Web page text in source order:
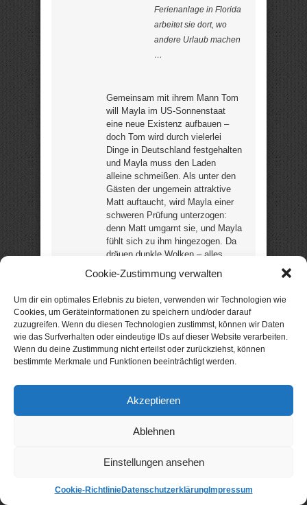
Cookie-Zustimmung verwalten
Um dir ein optimales Erlebnis zu bieten, verwenden wir Technologien wie
Cookies, um Geräteinformationen zu speichern und/oder darauf
zuzugreifen. Wenn du diesen Technologien zustimmst, können wir Daten
wie das Surfverhalten oder eindeutige IDs auf dieser Website verarbeiten.
Wenn du deine Zustimmung nicht erteilst oder zurückziehst, können
bestimmte Merkmale und Funktionen beeinträchtigt werden.
Akzeptieren
Ablehnen
Einstellungen ansehen
Cookie-RichtlinieDatenschutzerklärungImpressum
Ferienanlage in Florida
arbeitet sie dort, wo
andere Urlaub machen
…
Gemeinsam mit ihrem Mann Tom
will Mayla im US-Sonnenstaat
eine neue Existenz aufbauen –
doch Tom wird durch vielerlei
Dinge in Deutschland festgehalten
und Mayla muss den Laden
alleine schmeißen. Als unter den
Gästen der ungemein attraktive
Matt auftaucht, wird Mayla einer
schweren Prüfung unterzogen:
denn Matt umgarnt sie, und Mayla
fühlt sich zu ihm hingezogen. Da
dräuen dunkle Wolken – alles,
Gefahr! „Ein toller und prickelnder
Sommer in der Hängematte oder
am Meer …“ (Leser) (18
Rezensionen / 4,9 Sterne) (402
Seiten) –noch günstig?
Aktion: nur 2,99 € statt4,99 €
Die enge Jeans als
bestes Argument
Brot von Olga Förtsch